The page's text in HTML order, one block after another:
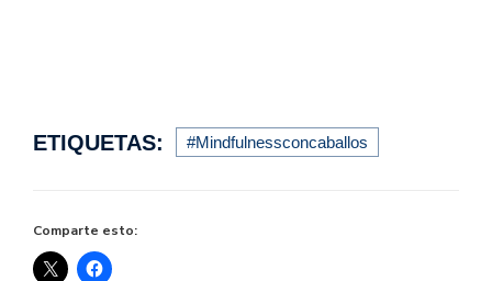
ETIQUETAS: #Mindfulnessconcaballos
Comparte esto: